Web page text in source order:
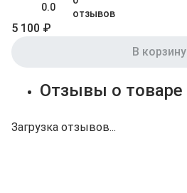
0.0
отзывов
5 100 ₽
В корзину
Отзывы о товаре
Загрузка отзывов...